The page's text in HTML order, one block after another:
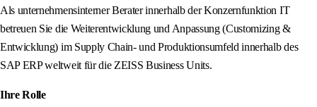
Als unternehmensinterner Berater innerhalb der Konzernfunktion IT
betreuen Sie die Weiterentwicklung und Anpassung (Customizing &
Entwicklung) im Supply Chain- und Produktionsumfeld innerhalb des
SAP ERP weltweit für die ZEISS Business Units.
Ihre Rolle